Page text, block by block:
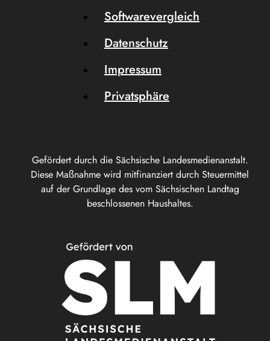
Gefördert durch die Sächsische Landesmedienanstalt.
Diese Maßnahme wird mitfinanziert durch Steuermittel
auf der Grundlage des vom Sächsischen Landtag
beschlossenen Haushaltes.
Softwarevergleich
Datenschutz
Impressum
Privatsphäre